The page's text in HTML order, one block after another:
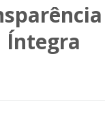
Íntegra